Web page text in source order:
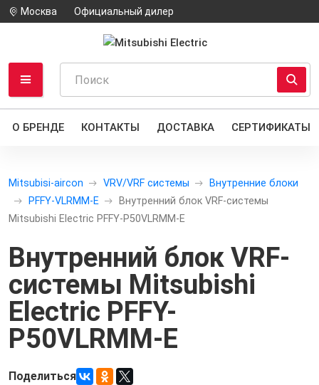
Москва Официальный дилер
О БРЕНДЕ КОНТАКТЫ ДОСТАВКА СЕРТИФИКАТЫ
Mitsubisi-aircon VRV/VRF системы
Внутренние блоки
PFFY-VLRMM-E
Внутренний блок VRF-системы
Mitsubishi Electric PFFY-P50VLRMM-E
Внутренний блок VRF-
системы Mitsubishi
Electric PFFY-
P50VLRMM-E
Поделиться